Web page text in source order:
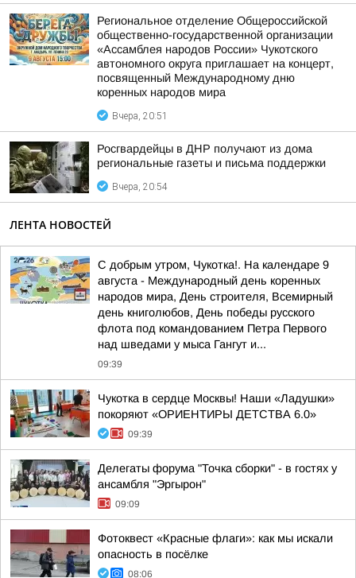
Региональное отделение Общероссийской
общественно-государственной организации
«Ассамблея народов России» Чукотского
автономного округа приглашает на концерт,
посвященный Международному дню
коренных народов мира
Вчера, 20:51
Росгвардейцы в ДНР получают из дома
региональные газеты и письма поддержки
Вчера, 20:54
ЛЕНТА НОВОСТЕЙ
С добрым утром, Чукотка!. На календаре 9
августа - Международный день коренных
народов мира, День строителя, Всемирный
день книголюбов, День победы русского
флота под командованием Петра Первого
над шведами у мыса Гангут и...
09:39
Чукотка в сердце Москвы! Наши «Ладушки»
покоряют «ОРИЕНТИРЫ ДЕТСТВА 6.0»
09:39
Делегаты форума "Точка сборки" - в гостях у
ансамбля "Эргырон"
09:09
Фотоквест «Красные флаги»: как мы искали
опасность в посёлке
08:06